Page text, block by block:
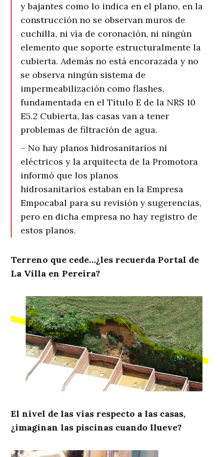
y bajantes como lo indica en el plano, en la
construcción no se observan muros de
cuchilla, ni vía de coronación, ni ningún
elemento que soporte estructuralmente la
cubierta. Además no está encorazada y no
se observa ningún sistema de
impermeabilización como flashes,
fundamentada en el Título E de la NRS 10
E5.2 Cubierta, las casas van a tener
problemas de filtración de agua.
– No hay planos hidrosanitarios ni
eléctricos y la arquitecta de la Promotora
informó que los planos
hidrosanitarios estaban en la Empresa
Empocabal para su revisión y sugerencias,
pero en dicha empresa no hay registro de
estos planos.
Terreno que cede…¿les recuerda Portal de
La Villa en Pereira?
El nivel de las vías respecto a las casas,
¿imaginan las piscinas cuando llueve?